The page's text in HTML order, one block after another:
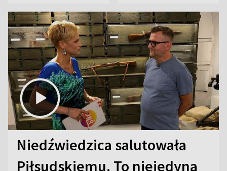
Niedźwiedzica salutowała
Piłsudskiemu. To niejedyna